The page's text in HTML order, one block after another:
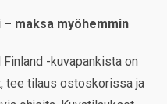
maksa myöhemmin
-kuvapankista on
tee tilaus ostoskorissa ja